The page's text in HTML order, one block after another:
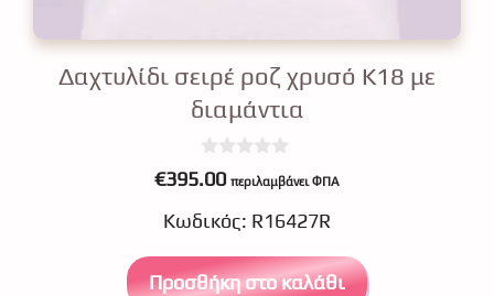
Δαχτυλίδι σειρέ ροζ χρυσό Κ18 με
διαμάντια
0
o
t
f
5
€395.00 περιλαμβάνει ΦΠΑ
Κωδικός: R16427R
Προσθήκη στο καλάθι